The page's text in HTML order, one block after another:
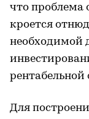
что проблема
кроется
необходимой
рентабельной
Для